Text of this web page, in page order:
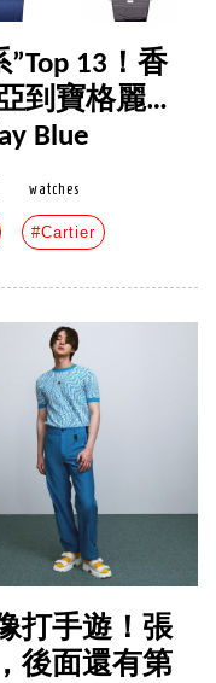
13！香
到寶格麗…
Blue
watches
#Cartier
打手遊！張
後面還有第